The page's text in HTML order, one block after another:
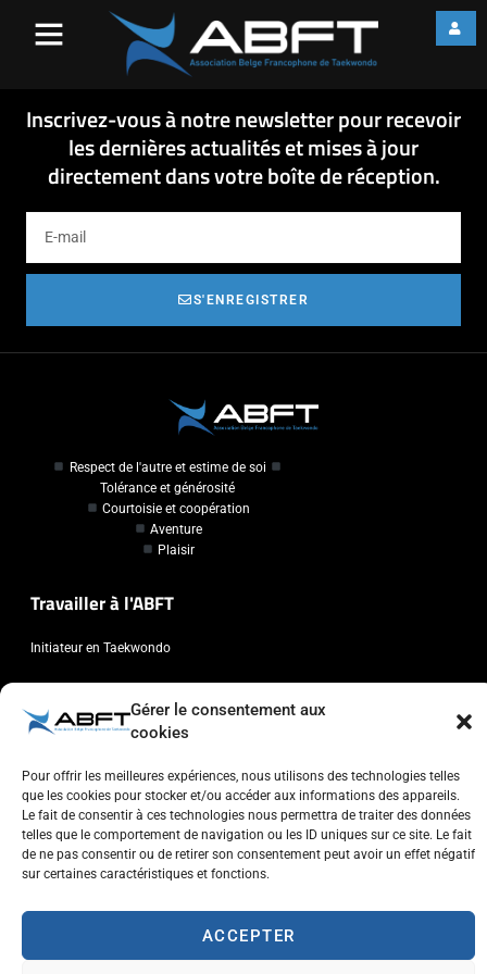
Gérer le consentement aux
cookies
Pour offrir les meilleures expériences, nous utilisons des technologies telles
que les cookies pour stocker et/ou accéder aux informations des appareils.
Le fait de consentir à ces technologies nous permettra de traiter des données
telles que le comportement de navigation ou les ID uniques sur ce site. Le fait
de ne pas consentir ou de retirer son consentement peut avoir un effet négatif
sur certaines caractéristiques et fonctions.
ACCEPTER
2014-1
fiche formation combat 04-2014-1
Inscrivez-vous à notre newsletter pour recevoir
les dernières actualités et mises à jour
directement dans votre boîte de réception.
S'ENREGISTRER
Respect de l'autre et estime de soi
Tolérance et générosité
Courtoisie et coopération
Aventure
Plaisir
Travailler à l'ABFT
Initiateur en Taekwondo
Chaussée de Wavre, 2057 - 1160 Auderghem
info@abft.be
+32 (0)2 347 34 77